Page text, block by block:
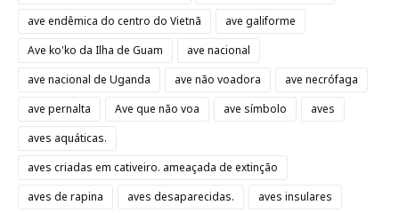
ave endêmica do centro do Vietnã
ave galiforme
Ave ko'ko da Ilha de Guam
ave nacional
ave nacional de Uganda
ave não voadora
ave necrófaga
ave pernalta
Ave que não voa ave símbolo
aves
aves aquáticas.
aves criadas em cativeiro. ameaçada de extinção
aves de rapina
aves desaparecidas.
aves insulares